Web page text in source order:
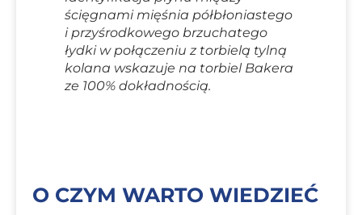
ścięgnami mięśnia półbłoniastego
i przyśrodkowego brzuchatego
łydki w połączeniu z torbielą tylną
kolana wskazuje na torbiel Bakera
ze 100% dokładnością.
O CZYM WARTO WIEDZIEĆ